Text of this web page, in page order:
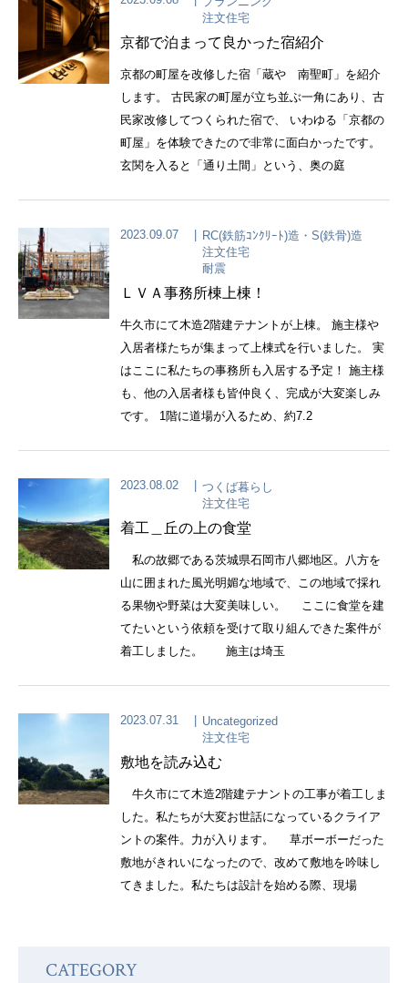
注文住宅
京都で泊まって良かった宿紹介
京都の町屋を改修した宿「蔵や 南聖町」を紹介
します。 古民家の町屋が立ち並ぶ一角にあり、古
民家改修してつくられた宿で、 いわゆる「京都の
町屋」を体験できたので非常に面白かったです。
玄関を入ると「通り土間」という、奥の庭
2023.09.07
RC(鉄筋ｺﾝｸﾘｰﾄ)造・S(鉄骨)造
注文住宅
耐震
ＬＶＡ事務所棟上棟！
牛久市にて木造2階建テナントが上棟。 施主様や
入居者様たちが集まって上棟式を行いました。 実
はここに私たちの事務所も入居する予定！ 施主様
も、他の入居者様も皆仲良く、完成が大変楽しみ
です。 1階に道場が入るため、約7.2
2023.08.02
つくば暮らし
注文住宅
着工＿丘の上の食堂
私の故郷である茨城県石岡市八郷地区。八方を
山に囲まれた風光明媚な地域で、この地域で採れ
る果物や野菜は大変美味しい。 ここに食堂を建
てたいという依頼を受けて取り組んできた案件が
着工しました。 施主は埼玉
2023.07.31
Uncategorized
注文住宅
敷地を読み込む
牛久市にて木造2階建テナントの工事が着工しま
した。私たちが大変お世話になっているクライア
ントの案件。力が入ります。 草ボーボーだった
敷地がきれいになったので、改めて敷地を吟味し
てきました。私たちは設計を始める際、現場
CATEGORY